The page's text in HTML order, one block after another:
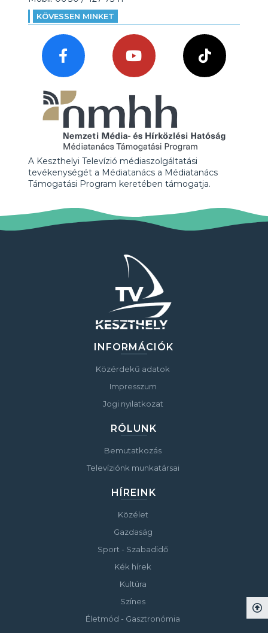
KÖVESSEN MINKET
A Keszthelyi Televízió médiaszolgáltatási
tevékenységét a Médiatanács a Médiatanács
Támogatási Program keretében támogatja.
INFORMÁCIÓK
Közérdekű adatok
Impresszum
Jogi nyilatkozat
RÓLUNK
Bemutatkozás
Televíziónk munkatársai
HÍREINK
Közélet
Gazdaság
Sport - Szabadidő
Kék hírek
Kultúra
Színes
Életmód - Gasztronómia